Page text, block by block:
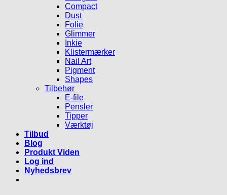
Compact
Dust
Folie
Glimmer
Inkie
Klistermærker
Nail Art
Pigment
Shapes
Tilbehør
E-file
Pensler
Tipper
Værktøj
Tilbud
Blog
Produkt Viden
Log ind
Nyhedsbrev